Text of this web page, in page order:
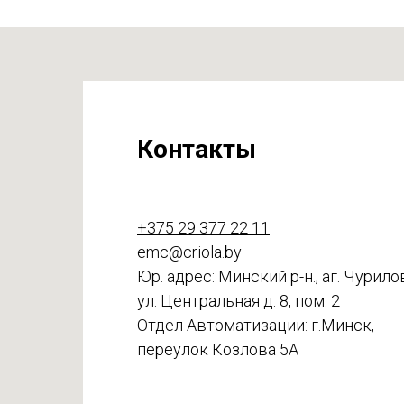
Контакты
+375 29 377 22 11
emc@criola.by
Юр. адрес: Минский р-н., аг.
ул. Центральная д. 8, пом. 2
Отдел Автоматизации: г.Минск,
переулок Козлова 5А